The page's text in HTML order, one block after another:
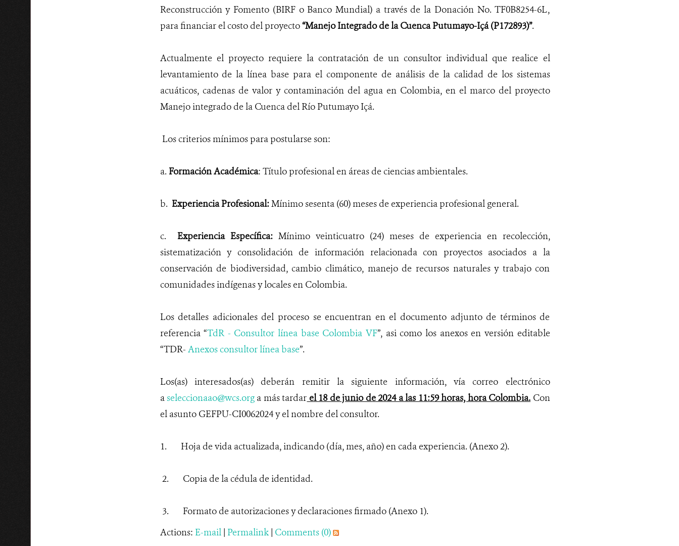
Reconstrucción y Fomento (BIRF o Banco Mundial) a través de la Donación No. TF0B8254-6L,
para financiar el costo del proyecto“Manejo Integrado de la Cuenca Putumayo-Içá (P172893)”.
Actualmente el proyecto requiere la contratación de un consultor individual que realice el
levantamiento de la línea base para el componente de análisis de la calidad de los sistemas
acuáticos, cadenas de valor y contaminación del agua en Colombia, en el marco del proyecto
Manejo integrado de la Cuenca del Río Putumayo Içá.
Los criterios mínimos para postularse son:
a. Formación Académica: Título profesional en áreas de ciencias ambientales.
b. Experiencia Profesional:Mínimo sesenta (60) meses de experiencia profesional general.
c. Experiencia Específica:Mínimo veinticuatro (24) meses de experiencia en recolección,
sistematización y consolidación de información relacionada con proyectos asociados a la
conservación de biodiversidad, cambio climático, manejo de recursos naturales y trabajo con
comunidades indígenas y locales en Colombia.
Los detalles adicionales del proceso se encuentran en el documento adjunto de términos de
referencia “TdR - Consultor línea base Colombia VF”, asi como los anexos en versión editable
“TDR- Anexos consultor línea base”.
Los(as) interesados(as) deberán remitir la siguiente información, vía correo electrónico
aseleccionaao@wcs.orga más tardar el 18 de junio de 2024 a las 11:59 horas, hora Colombia. Con
el asunto GEFPU-CI0062024 y el nombre del consultor.
1. Hoja de vida actualizada, indicando (día, mes, año) en cada experiencia. (Anexo 2).
2. Copia de la cédula de identidad.
3. Formato de autorizaciones y declaraciones firmado (Anexo 1).
Actions: E-mail| Permalink| Comments (0)